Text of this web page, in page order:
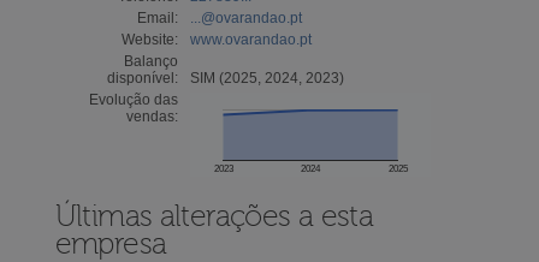
Email:
...@ovarandao.pt
Website:
www.ovarandao.pt
Balanço
disponível:
SIM (2025, 2024, 2023)
Evolução das
vendas:
2023 2024 2025
Últimas alterações a esta
empresa